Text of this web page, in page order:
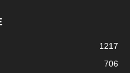
1217
706